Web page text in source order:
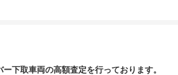
ー下取車両の高額査定を行っております。